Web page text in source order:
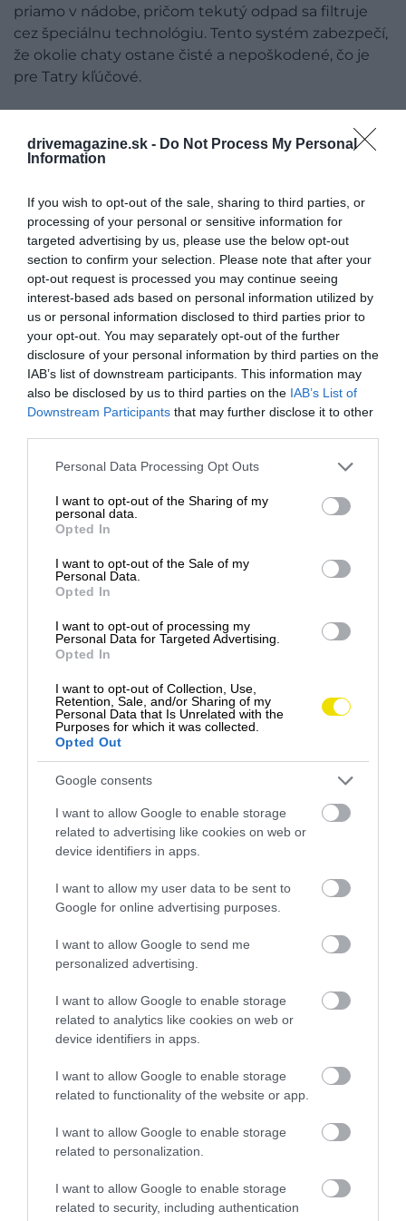
drivemagazine.sk - Do Not Process My Personal
Information
If you wish to opt-out of the sale, sharing to third parties, or
processing of your personal or sensitive information for
targeted advertising by us, please use the below opt-out
section to confirm your selection. Please note that after your
opt-out request is processed you may continue seeing
interest-based ads based on personal information utilized by
us or personal information disclosed to third parties prior to
your opt-out. You may separately opt-out of the further
disclosure of your personal information by third parties on the
IAB’s list of downstream participants. This information may
also be disclosed by us to third parties on the IAB’s List of
Downstream Participants that may further disclose it to other
Please note that this website/app uses one or more Google
not limited to your visit or usage behaviour. You may click to
grant or deny consent to Google and its third-party tags to
use your data for below specified purposes in below Google
consent section.
Personal Data Processing Opt Outs
I want to opt-out of the Sharing of my
personal data.
Opted In
I want to opt-out of the Sale of my
Personal Data.
Opted In
I want to opt-out of processing my
Personal Data for Targeted Advertising.
Opted In
I want to opt-out of Collection, Use,
Retention, Sale, and/or Sharing of my
Personal Data that Is Unrelated with the
Purposes for which it was collected.
Opted Out
Google consents
I want to allow Google to enable storage
related to advertising like cookies on web or
device identifiers in apps.
I want to allow my user data to be sent to
Google for online advertising purposes.
I want to allow Google to send me
personalized advertising.
I want to allow Google to enable storage
related to analytics like cookies on web or
device identifiers in apps.
I want to allow Google to enable storage
related to functionality of the website or app.
I want to allow Google to enable storage
related to personalization.
I want to allow Google to enable storage
related to security, including authentication
priamo v nádobe, pričom tekutý odpad sa filtruje
cez špeciálnu technológiu. Tento systém zabezpečí,
že okolie chaty ostane čisté a nepoškodené, čo je
pre Tatry kľúčové.
používaní toaliet zodpovední a nepoužívali viac
toaletného papiera, než naozaj potrebujú. Už počas
množstvom papiera problém.